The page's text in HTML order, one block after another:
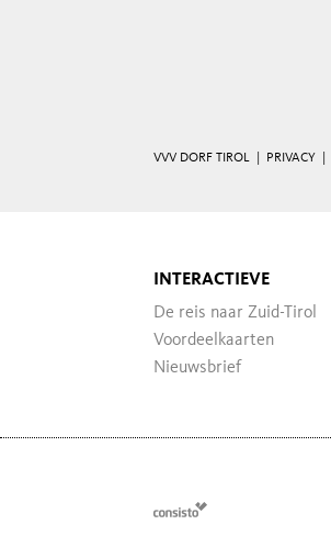
VVV DORF TIROL | PRIVACY
INTERACTIEVE
De reis naar Zuid-Tirol
Voordeelkaarten
Nieuwsbrief